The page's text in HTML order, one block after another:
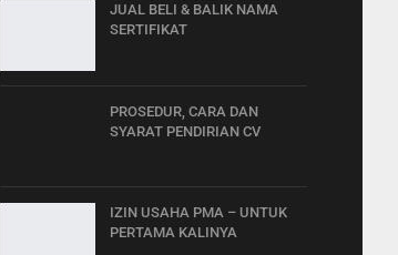
JUAL BELI & BALIK NAMA
SERTIFIKAT
PROSEDUR, CARA DAN
SYARAT PENDIRIAN CV
IZIN USAHA PMA – UNTUK
PERTAMA KALINYA